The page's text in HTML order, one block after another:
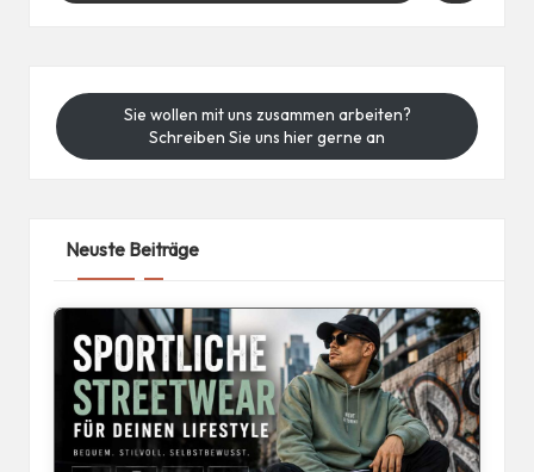
Sie wollen mit uns zusammen arbeiten?
Schreiben Sie uns hier gerne an
Neuste Beiträge